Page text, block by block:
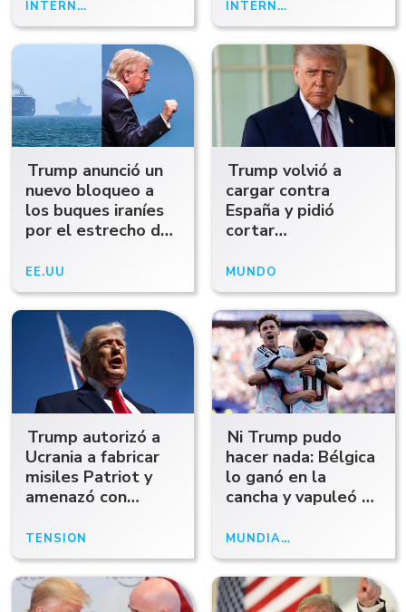
en Medio Oriente
INTERNACIONAL
permitir"
INTERNACIONAL
Trump anunció un
nuevo bloqueo a
los buques iraníes
por el estrecho de
petróleo subió un
9%
EE.UU
Trump volvió a
cargar contra
España y pidió
cortar
el comercio: "Es una
causa perdida"
MUNDO
Trump autorizó a
Ucrania a fabricar
misiles Patriot y
amenazó con
Irán
TENSIÓN
Ni Trump pudo
hacer nada: Bélgica
lo ganó en la
cancha y vapuleó al
MUNDIAL 2026